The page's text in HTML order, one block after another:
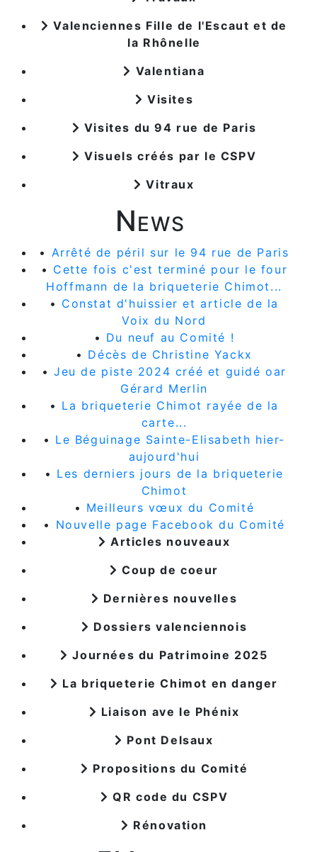
Valenciennes Fille de l'Escaut et de
la Rhônelle
Valentiana
Visites
Visites du 94 rue de Paris
Visuels créés par le CSPV
Vitraux
News
• Arrêté de péril sur le 94 rue de Paris
• Cette fois c'est terminé pour le four
Hoffmann de la briqueterie Chimot...
• Constat d'huissier et article de la
Voix du Nord
• Du neuf au Comité !
• Décès de Christine Yackx
•Jeu de piste 2024 créé et guidé oar
Gérard Merlin
• La briqueterie Chimot rayée de la
carte...
• Le Béguinage Sainte-Elisabeth hier-
aujourd'hui
• Les derniers jours de la briqueterie
Chimot
• Meilleurs vœux du Comité
• Nouvelle page Facebook du Comité
Articles nouveaux
Coup de coeur
Dernières nouvelles
Dossiers valenciennois
Journées du Patrimoine 2025
La briqueterie Chimot en danger
Liaison ave le Phénix
Pont Delsaux
Propositions du Comité
QR code du CSPV
Rénovation